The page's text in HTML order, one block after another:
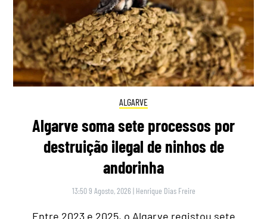
ALGARVE
Algarve soma sete processos por
destruição ilegal de ninhos de
andorinha
13:50 9 Agosto, 2026 | Henrique Dias Freire
Entre 2023 e 2025, o Algarve registou sete